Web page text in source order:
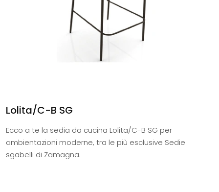
Lolita/C-B SG
Ecco a te la sedia da cucina Lolita/C-B SG per
ambientazioni moderne, tra le più esclusive Sedie
sgabelli di Zamagna.